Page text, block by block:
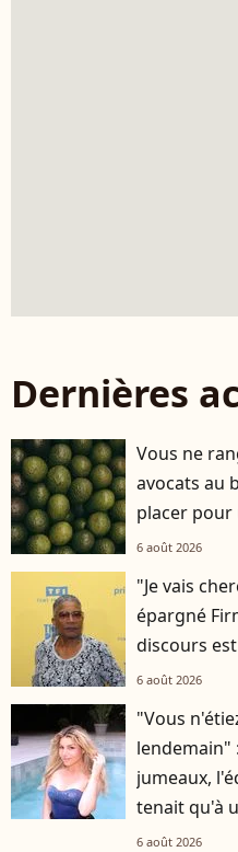
Dernières
Vous ne
avocats au
placer
6 août 2026
"Je vais
épargné
discours
6 août 2026
"Vous
lendemain"
jumeaux,
tenait qu'à
6 août 2026